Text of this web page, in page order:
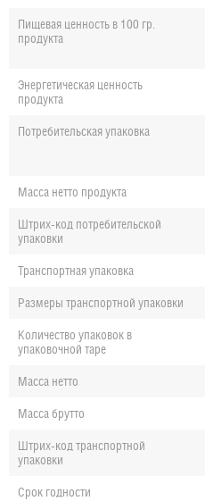
Пищевая ценность в 100 гр.
продукта
Энергетическая ценность
продукта
Потребительская упаковка
Масса нетто продукта
Штрих-код потребительской
упаковки
Транспортная упаковка
Размеры транспортной упаковки
Количество упаковок в
упаковочной таре
Масса нетто
Масса брутто
Штрих-код транспортной
упаковки
Срок годности